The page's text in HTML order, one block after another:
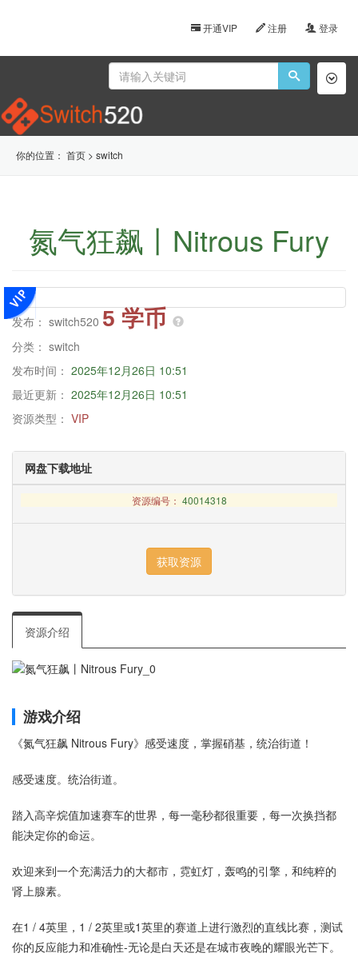
开通VIP 注册 登录
你的位置： 首页 > switch
氮气狂飙丨Nitrous Fury
发布： switch520 5 学币
分类： switch
发布时间： 2025年12月26日 10:51
最近更新： 2025年12月26日 10:51
资源类型： VIP
网盘下载地址
资源编号： 40014318
资源介绍
游戏介绍
《氮气狂飙 Nitrous Fury》感受速度，掌握硝基，统治街道！
感受速度。统治街道。
踏入高辛烷值加速赛车的世界，每一毫秒都很重要，每一次换挡都
能决定你的命运。
欢迎来到一个充满活力的大都市，霓虹灯，轰鸣的引擎，和纯粹的
肾上腺素。
在1 / 4英里，1 / 2英里或1英里的赛道上进行激烈的直线比赛，测试
你的反应能力和准确性-无论是白天还是在城市夜晚的耀眼光芒下。